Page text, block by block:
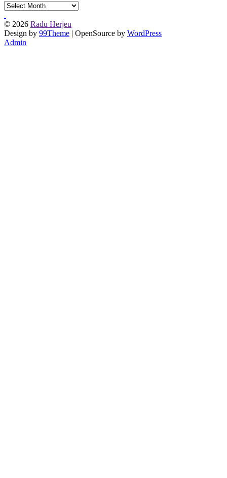
De
urmă
© 2026 Radu Herjeu
Design by 99Theme | OpenSource by WordPress
Admin